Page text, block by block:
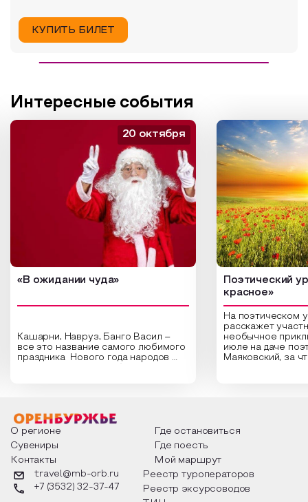
КУПИТЬ БИЛЕТ
Интересные события
«В ожидании чуда»
Кашарни, Навруз, Банго Васил –
все это название самого любимого
праздника Нового года народов
о том, как встречают новый год в
разных уголках страны, какие
обряды совершают на удачу и
благополучие, в чем схожи и
различаются традиции. Кто такой
Дед Мороз и откуда он пришел, как
его называют в разных уголках
страны и как появились елочные
20 октября
Поэтический
красное»
На поэтическом
расскажет
необычное
июле на даче
Маяковский, за
Твардовского и
каждой строчке
восхищение
яркому времени
О регионе
Где остановиться
Сувениры
Где поесть
Контакты
Мой маршрут
travel@mb-orb.ru
+7 (3532) 32-37-47
Реестр туроператоров
Реестр эксурсоводов